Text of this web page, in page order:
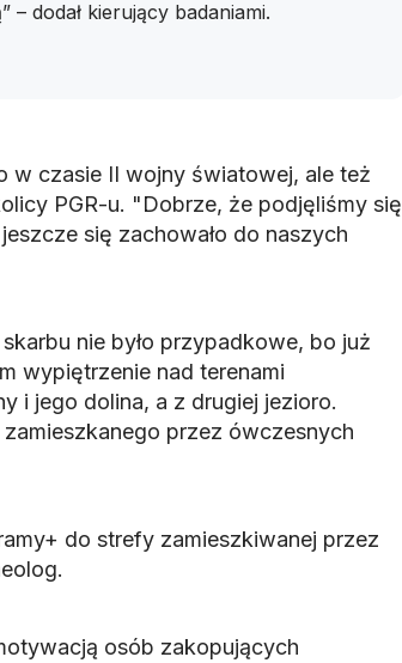
– dodał kierujący badaniami.
w czasie II wojny światowej, ale też
PGR-u. "Dobrze, że podjęliśmy się
się zachowało do naszych
nie było przypadkowe, bo już
wypiętrzenie nad terenami
i jego dolina, a z drugiej jezioro.
przez ówczesnych
do strefy zamieszkiwanej przez
osób zakopujących